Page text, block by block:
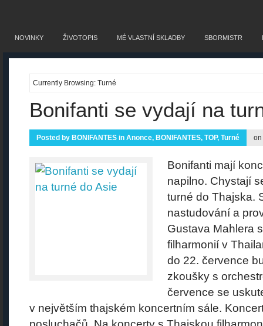
NOVINKY ŽIVOTOPIS MÉ VLASTNÍ SKLADBY SBORMISTR
Currently Browsing: Turné
Bonifanti se vydají na
Posted by BONIFANTES in Anonce, BONIFANTES, TOP, Turné on
Bonifanti mají
napilno. Chystají
turné do Thajska.
nastudování a
Gustava Mahlera
filharmonií v
do 22. července
zkoušky s
července se
v největším thajském koncertním sále.